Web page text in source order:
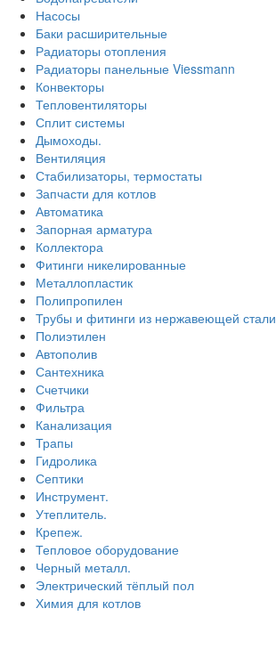
Насосы
Баки расширительные
Радиаторы отопления
Радиаторы панельные Viessmann
Конвекторы
Тепловентиляторы
Сплит системы
Дымоходы.
Вентиляция
Стабилизаторы, термостаты
Запчасти для котлов
Автоматика
Запорная арматура
Коллектора
Фитинги никелированные
Металлопластик
Полипропилен
Трубы и фитинги из нержавеющей стали
Полиэтилен
Автополив
Сантехника
Счетчики
Фильтра
Канализация
Трапы
Гидролика
Септики
Инструмент.
Утеплитель.
Крепеж.
Тепловое оборудование
Черный металл.
Электрический тёплый пол
Химия для котлов